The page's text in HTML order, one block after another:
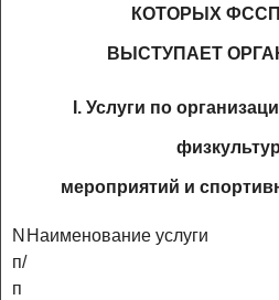
КОТОРЫХ
ВЫСТУПАЕТ
I. Услуги по
мероприятий и
N
п/
п
Наименование услуги